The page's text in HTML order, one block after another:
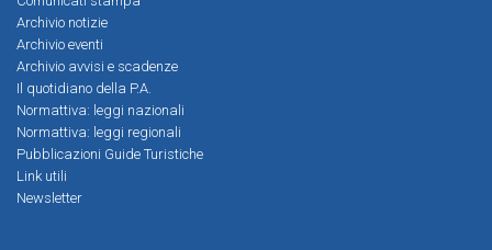
Archivio notizie
Archivio eventi
Archivio avvisi e scadenze
Il quotidiano della P.A.
Normattiva: leggi nazionali
Normattiva: leggi regionali
Pubblicazioni Guide Turistiche
Link utili
Newsletter